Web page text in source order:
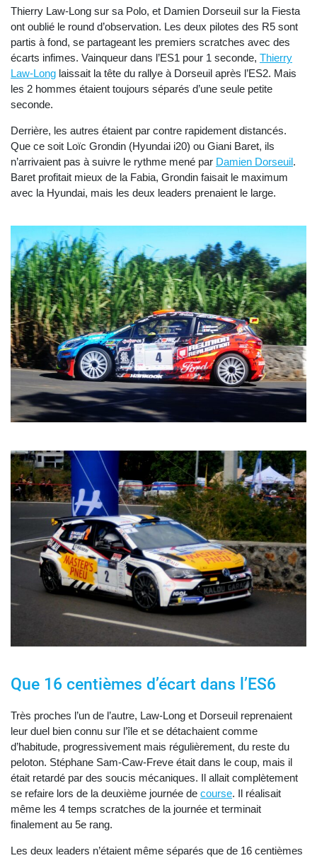
Thierry Law-Long sur sa Polo, et Damien Dorseuil sur la Fiesta
ont oublié le round d’observation. Les deux pilotes des R5 sont
partis à fond, se partageant les premiers scratches avec des
écarts infimes. Vainqueur dans l’ES1 pour 1 seconde, Thierry
Law-Long laissait la tête du rallye à Dorseuil après l’ES2. Mais
les 2 hommes étaient toujours séparés d’une seule petite
seconde.
Derrière, les autres étaient par contre rapidement distancés.
Que ce soit Loïc Grondin (Hyundai i20) ou Giani Baret, ils
n’arrivaient pas à suivre le rythme mené par Damien Dorseuil.
Baret profitait mieux de la Fabia, Grondin faisait le maximum
avec la Hyundai, mais les deux leaders prenaient le large.
Que 16 centièmes d’écart dans l’ES6
Très proches l’un de l’autre, Law-Long et Dorseuil reprenaient
leur duel bien connu sur l’île et se détachaient comme
d’habitude, progressivement mais régulièrement, du reste du
peloton. Stéphane Sam-Caw-Freve était dans le coup, mais il
était retardé par des soucis mécaniques. Il allait complètement
se refaire lors de la deuxième journée de course. Il réalisait
même les 4 temps scratches de la journée et terminait
finalement au 5e rang.
Les deux leaders n’étaient même séparés que de 16 centièmes